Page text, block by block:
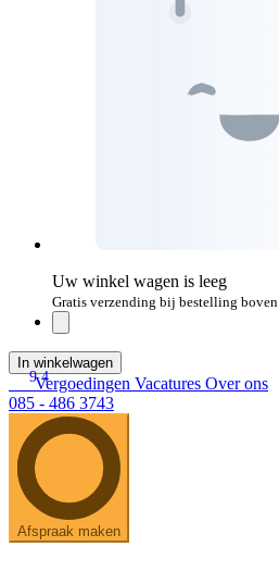
Uw winkel wagen is leeg
Gratis verzending bij bestelling boven
In winkelwagen
9.4
Vergoedingen Vacatures Over ons
085 - 486 3743
Afspraak maken